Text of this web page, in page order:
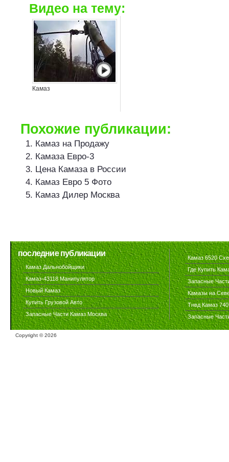
Видео на тему:
Камаз
Похожие публикации:
Камаз на Продажу
Камаза Евро-3
Цена Камаза в России
Камаз Евро 5 Фото
Камаз Дилер Москва
последние публикации
Камаз Дальнобойщики
Камаз-43118 Манипулятор
Новый Камаз
Купить Грузовой Авто
Запасные Части Камаз Москва
Камаз 6520
Где Купить
Запасные
Камазы на
Тнвд Камаз 740
Запасные
Copyright ©2026